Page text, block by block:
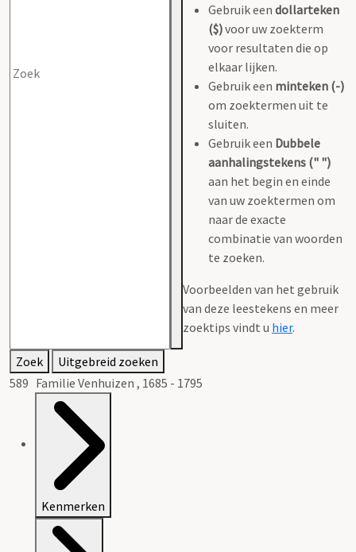
Gebruik een dollarteken
($)voor uw zoekterm
voor resultaten die op
elkaar lijken.
Gebruik een minteken (-)
om zoektermen uit te
sluiten.
Gebruik een Dubbele
aanhalingstekens (" ")
aan het begin en einde
van uw zoektermen om
naar de exacte
combinatie van woorden
te zoeken.
Voorbeelden van het gebruik
van deze leestekens en meer
zoektips vindt u hier.
Zoek
Uitgebreid zoeken
589 Familie Venhuizen , 1685 - 1795
Kenmerken